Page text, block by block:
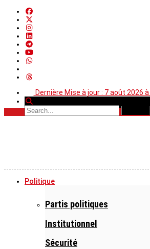
Dernière Mise à jour : 7 août 2026
Politique
Partis politiques
Institutionnel
Sécurité